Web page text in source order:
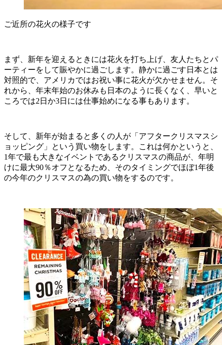
ご近所の花火の様子です
まず、新年を迎えるときには花火を打ち上げ、友人たちとパ
ーティーをして賑やかに過ごします。静かに過ごす日本とは
対照的で、アメリカではお祝い事に花火が欠かせません。そ
れから、年末年始のお休みも日本のように長くなく、早いと
ころでは2日か3日には仕事始めになる事もあります。
そして、新年が始まると多くの人が「アフタークリスマスシ
ョッピング」という買い物をします。これは何かというと、
1年で最も大きなイベントであるクリスマスの商品が、年明
けに最大90％オフとなるため、そのタイミングでほぼ1年後
の今年のクリスマスの為の買い物をするのです。